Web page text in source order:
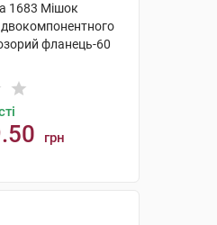
1683 Мішок
фланець-60
грн